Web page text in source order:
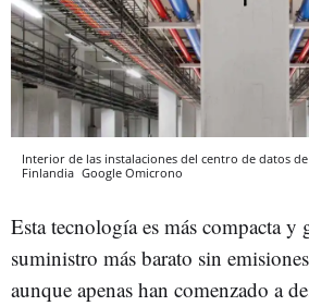
Interior de las instalaciones del centro de datos
Finlandia Google Omicrono
Esta tecnología es más compacta y
suministro más barato sin
aunque apenas han comenzado a